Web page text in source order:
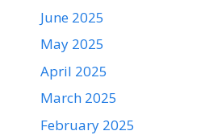
June 2025
May 2025
April 2025
March 2025
February 2025